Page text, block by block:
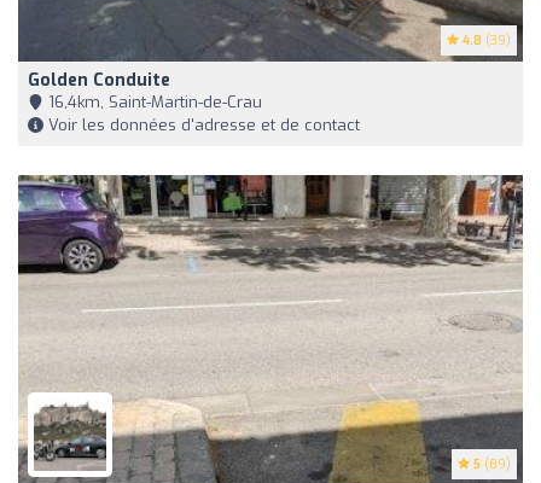
4.8 (39)
Golden Conduite
16,4km, Saint-Martin-de-Crau
Voir les données d'adresse et de contact
5 (89)